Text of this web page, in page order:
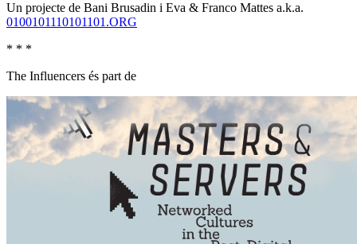
Un projecte de Bani Brusadin i Eva & Franco Mattes a.k.a.
0100101110101101.ORG
* * *
The Influencers és part de